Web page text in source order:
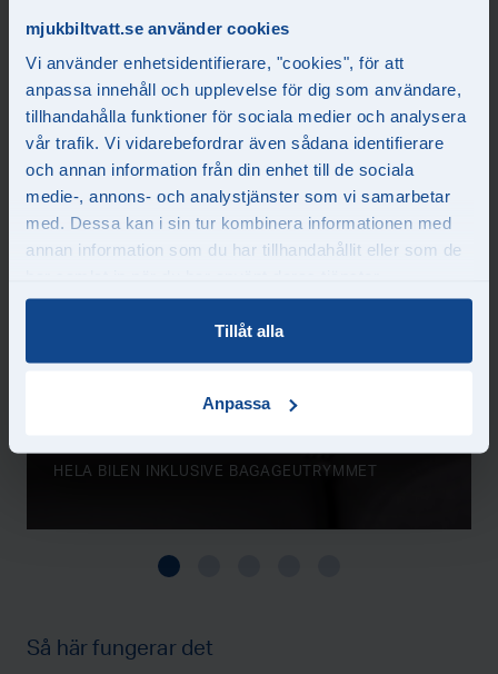
mjukbiltvatt.se använder cookies
Vi använder enhetsidentifierare, "cookies", för att
anpassa innehåll och upplevelse för dig som användare,
tillhandahålla funktioner för sociala medier och analysera
vår trafik. Vi vidarebefordrar även sådana identifierare
och annan information från din enhet till de sociala
medie-, annons- och analystjänster som vi samarbetar
med. Dessa kan i sin tur kombinera informationen med
annan information som du har tillhandahållit eller som de
Tillåt alla
Anpassa
Rengöring av samtliga mattor
Något gott att dricka i vår trevliga lounge
HELA BILEN INKLUSIVE BAGAGEUTRYMMET
Avtorkning av dörrkarmar
och lister
KONSOL
Putsning av alla rutor och
speglar
Rengöring av samtliga
mattor
Så här fungerar det